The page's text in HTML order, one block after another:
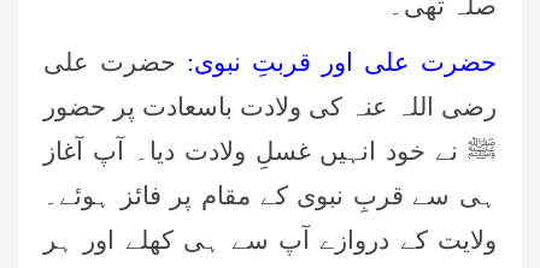
صلہ تھی۔
حضرت علی اور قربتِ نبوی: حضرت علی
رضی اللہ عنہ کی ولادت باسعادت پر حضور
ﷺ نے خود انہیں غسلِ ولادت دیا۔ آپ آغاز
ہی سے قربِ نبوی کے مقام پر فائز ہوئے۔
ولایت کے دروازے آپ سے ہی کھلے اور ہر